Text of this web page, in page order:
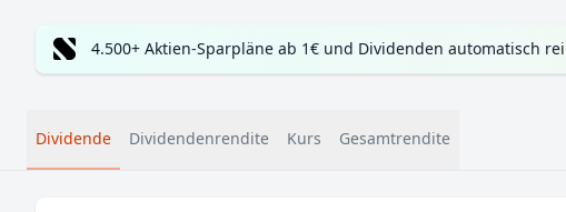
4.500+ Aktien-Sparpläne ab 1€ und Dividenden automatisch
Dividende Dividendenrendite Kurs Gesamtrendite